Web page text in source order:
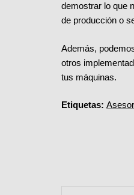
demostrar lo que
de producción o
Además,
otros
tus máquinas.
Etiquetas: